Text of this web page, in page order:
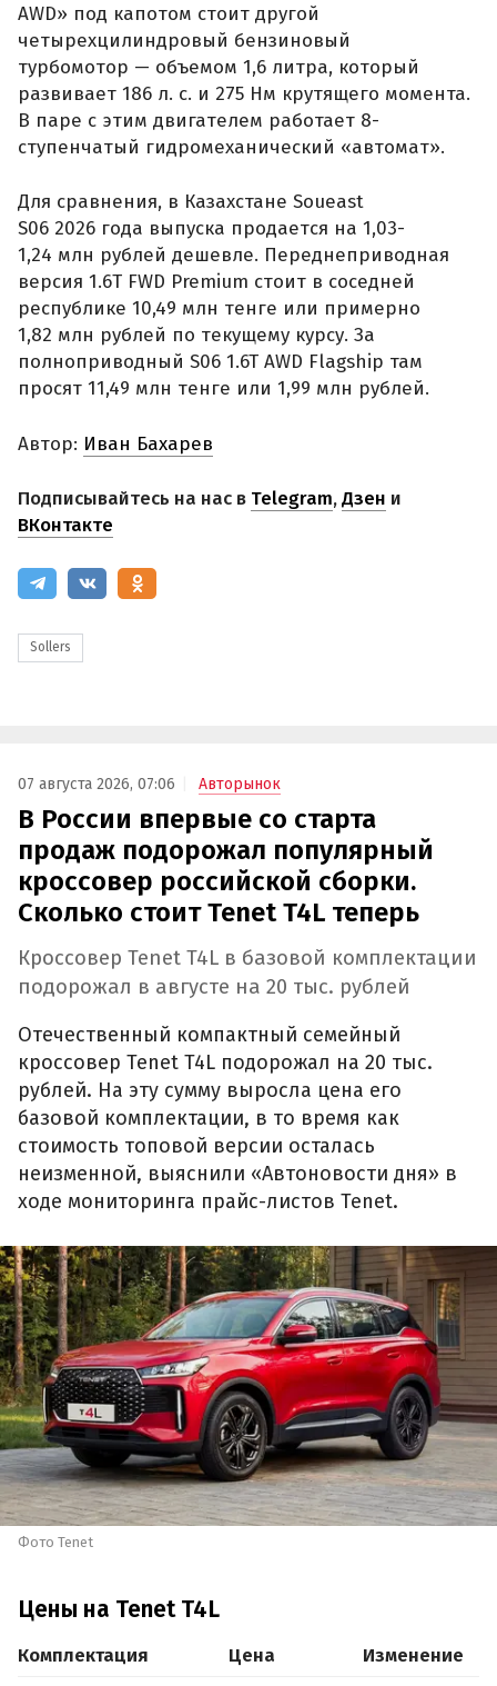
AWD» под капотом стоит другой
четырехцилиндровый бензиновый
турбомотор — объемом 1,6 литра, который
развивает 186 л. с. и 275 Нм крутящего момента.
В паре с этим двигателем работает 8-
ступенчатый гидромеханический «автомат».
Для сравнения, в Казахстане Soueast
S06 2026 года выпуска продается на 1,03-
1,24 млн рублей дешевле. Переднеприводная
версия 1.6T FWD Premium стоит в соседней
республике 10,49 млн тенге или примерно
1,82 млн рублей по текущему курсу. За
полноприводный S06 1.6T AWD Flagship там
просят 11,49 млн тенге или 1,99 млн рублей.
Автор: Иван Бахарев
Подписывайтесь на нас в Telegram,Дзен и
ВКонтакте
Sollers
07 августа 2026, 07:06 Авторынок
В России впервые со старта
продаж подорожал популярный
кроссовер российской сборки.
Сколько стоит Tenet T4L теперь
Кроссовер Tenet T4L в базовой комплектации
подорожал в августе на 20 тыс. рублей
Отечественный компактный семейный
кроссовер Tenet T4L подорожал на 20 тыс.
рублей. На эту сумму выросла цена его
базовой комплектации, в то время как
стоимость топовой версии осталась
неизменной, выяснили «Автоновости дня» в
ходе мониторинга прайс-листов Tenet.
Фото Tenet
Цены на Tenet T4L
Комплектация Цена
Изменение